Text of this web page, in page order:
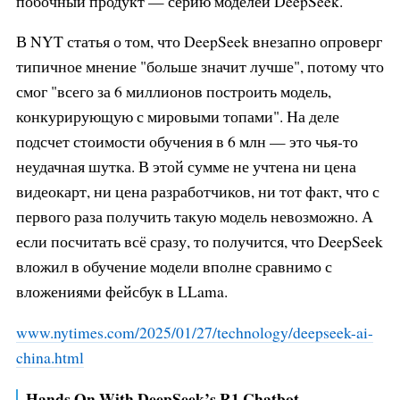
В NYT статья о том, что DeepSeek внезапно опроверг
типичное мнение "больше значит лучше", потому что
смог "всего за 6 миллионов построить модель,
конкурирующую с мировыми топами". На деле
подсчет стоимости обучения в 6 млн — это чья-то
неудачная шутка. В этой сумме не учтена ни цена
видеокарт, ни цена разработчиков, ни тот факт, что с
первого раза получить такую модель невозможно. А
если посчитать всё сразу, то получится, что DeepSeek
вложил в обучение модели вполне сравнимо с
вложениями фейсбук в LLama.
www.nytimes.com/2025/01/27/technology/deepseek-ai-
china.html